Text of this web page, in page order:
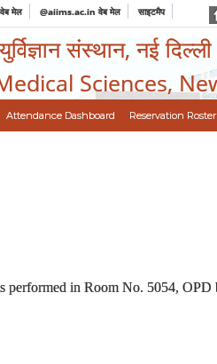
मेल @aiims.ac.in वेब मेल साइटमैप
संस्थान, नई दिल्ली
Sciences,
Attendance Dashboard Reservation Roster
in Room No. 5054,